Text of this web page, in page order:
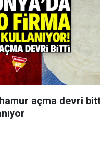
açma devri